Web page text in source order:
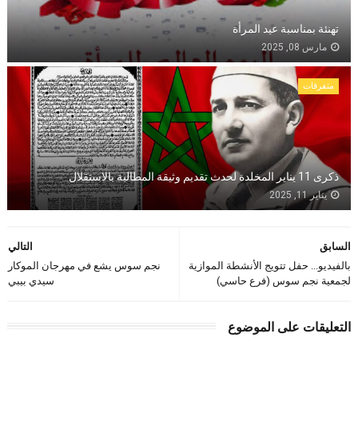
تهنئة بمناسبة عيد المرأة
مارس 08, 2025
متفرقات
ذكرى 11 يناير المخلدة لحدث تقديم وثيقة المطالبة بالاستقلال
يناير 11, 2025
التالي
نجم سوس يشع في مهرجان الموكار
سيدي بيبي
السابق
بالفيديو... حفل تتويج الأنشطة الموازية
لجمعية نجم سوس (فرع حاسي)
التعليقات على الموضوع